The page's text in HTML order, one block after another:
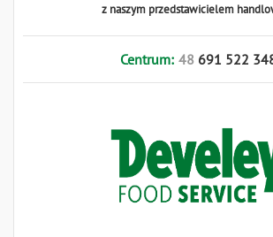
z naszym przedstawicielem
Centrum: 48 691 522